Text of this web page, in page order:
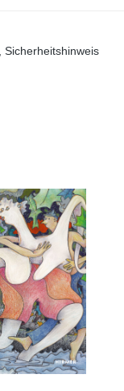
Sicherheitshinweis